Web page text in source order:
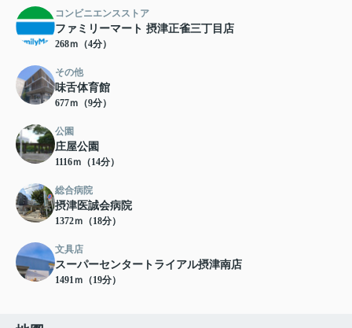
コンビニエンスストア
ファミリーマート 摂津正雀三丁目店
268ｍ（4分）
その他
味舌体育館
677ｍ（9分）
公園
庄屋公園
1116ｍ（14分）
総合病院
摂津医誠会病院
1372ｍ（18分）
文具店
スーパーセンタートライアル摂津南店
1491ｍ（19分）